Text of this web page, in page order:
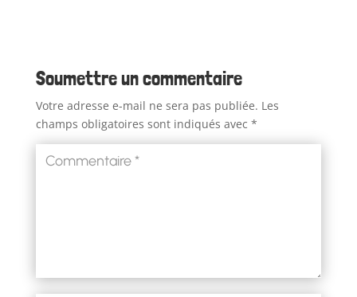
Soumettre un commentaire
Votre adresse e-mail ne sera pas publiée. Les
champs obligatoires sont indiqués avec *